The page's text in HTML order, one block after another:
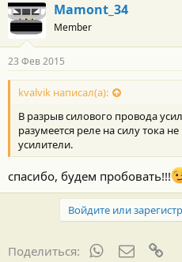
Mamont_34
Member
23 Фев 2015
kvalvik написал(а):
В разрыв силового провода
разумеется реле на силу тока
усилители.
спасибо, будем пробовать!!!
Войдите или
Поделиться: WhatsApp